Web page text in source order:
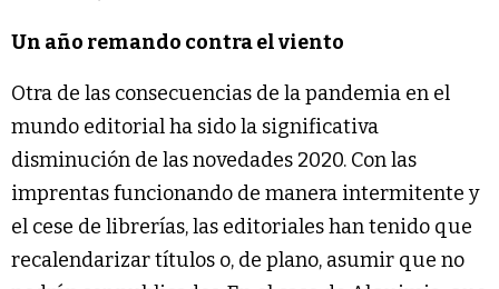
Un año remando contra el viento
Otra de las consecuencias de la pandemia en el
mundo editorial ha sido la significativa
disminución de las novedades 2020. Con las
imprentas funcionando de manera intermitente y
el cese de librerías, las editoriales han tenido que
recalendarizar títulos o, de plano, asumir que no